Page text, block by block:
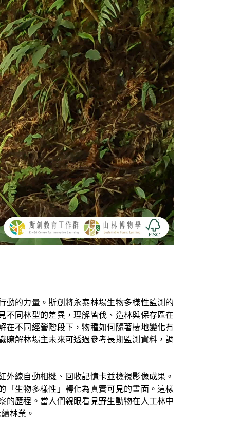
動的力量。斯創將永泰林場生物多樣性監測的
不同林型的差異，理解皆伐、造林與保存區在
在不同經營階段下，物種如何隨著棲地變化有
瞭解林場主未來可透過參考長期監測資料，調
線自動相機、回收記憶卡並檢視影像成果。
「生物多樣性」轉化為真實可見的畫面。這樣
的歷程。當人們親眼看見野生動物在人工林中
林業。